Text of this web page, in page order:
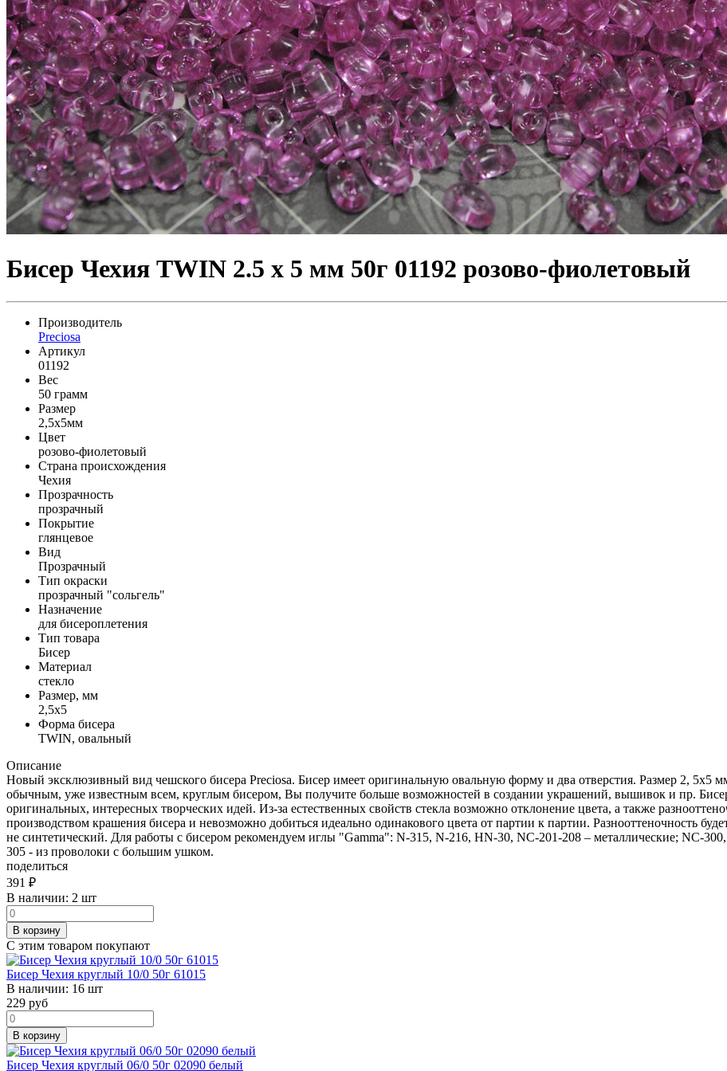
Бисер Чехия TWIN 2.5 x 5 мм 50г 01192 розово-фиолетовый
Производитель
Preciosa
Артикул
01192
Вес
50 грамм
Размер
2,5x5мм
Цвет
розово-фиолетовый
Страна происхождения
Чехия
Прозрачность
прозрачный
Покрытие
глянцевое
Вид
Прозрачный
Тип окраски
прозрачный "сольгель"
Назначение
для бисероплетения
Тип товара
Бисер
Материал
стекло
Размер, мм
2,5x5
Форма бисера
TWIN, овальный
Описание
Новый эксклюзивный вид чешского бисера Preciosa. Бисер имеет оригинальную овальную форму и два отверстия. Размер 2, 5х5
обычным, уже известным всем, круглым бисером, Вы получите больше возможностей в создании украшений, вышивок и пр.
оригинальных, интересных творческих идей. Из-за естественных свойств стекла возможно отклонение цвета, а также
производством крашения бисера и невозможно добиться идеально одинакового цвета от партии к партии. Разнооттеночность
не синтетический. Для работы с бисером рекомендуем иглы "Gamma": N-315, N-216, HN-30, NC-201-208 – металлические; NC-
305 - из проволоки с большим ушком.
поделиться
391 ₽
В наличии: 2 шт
В корзину
С этим товаром покупают
Бисер Чехия круглый 10/0 50г 61015
В наличии: 16 шт
229 руб
В корзину
Бисер Чехия круглый 06/0 50г 02090 белый